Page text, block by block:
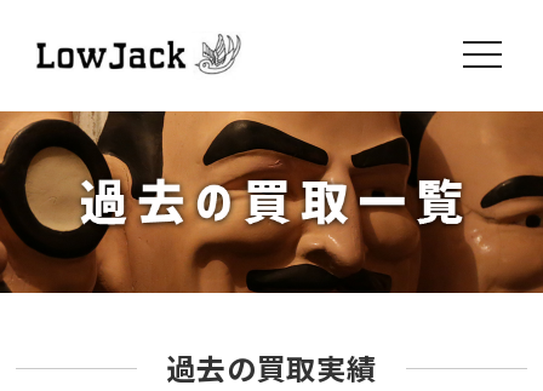
toggle
過去の買取実績